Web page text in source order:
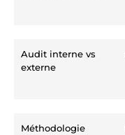
Audit interne vs
externe
Méthodologie